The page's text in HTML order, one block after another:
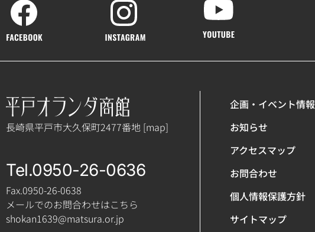
長崎県平戸市大久保町2477番地 [map]
Tel.0950-26-0636
Fax.0950-26-0638
メールでのお問合わせはこちら
shokan1639@matsura.or.jp
企画・イベント情報
お知らせ
アクセスマップ
お問合わせ
個人情報保護方針
サイトマップ